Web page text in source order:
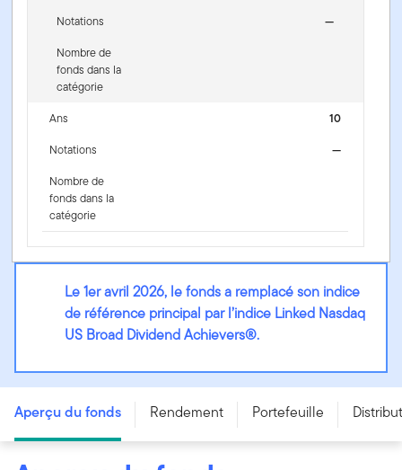
Notations
—
Nombre de
fonds dans la
catégorie
Ans
10
Notations
—
Nombre de
fonds dans la
catégorie
Le 1er avril 2026, le fonds a remplacé son indice
de référence principal par l’indice Linked Nasdaq
US Broad Dividend Achievers®.
- Series O (Hedged) - CAD
Aperçu du fonds Rendement Portefeuille